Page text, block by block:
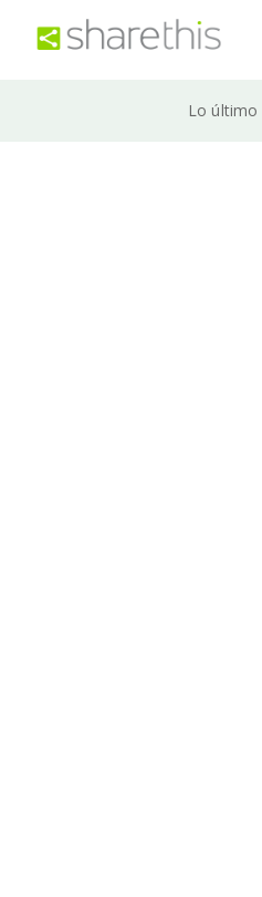
Lo último